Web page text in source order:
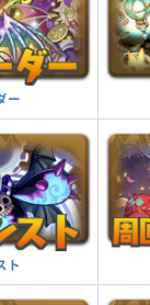
ー
ト